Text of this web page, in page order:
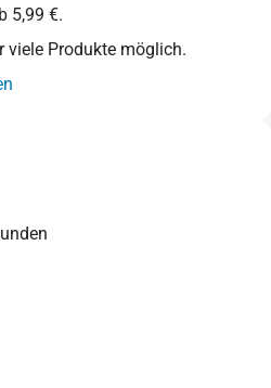
5,99 €.
viele Produkte möglich.